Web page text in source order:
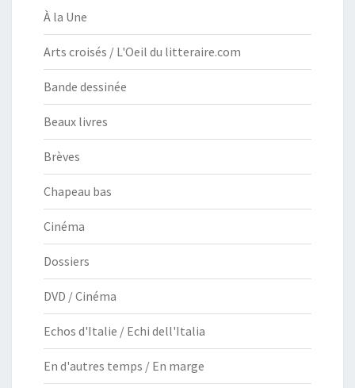
À la Une
Arts croisés / L'Oeil du litteraire.com
Bande dessinée
Beaux livres
Brèves
Chapeau bas
Cinéma
Dossiers
DVD / Cinéma
Echos d'Italie / Echi dell'Italia
En d'autres temps / En marge